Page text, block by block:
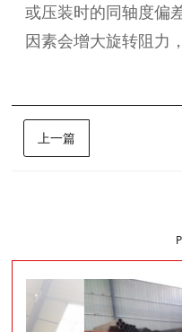
或压装时的同轴度偏
因素会增大旋转阻力
上一篇